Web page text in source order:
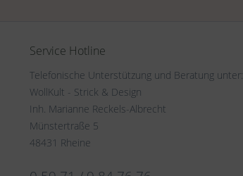
Service Hotline
Telefonische Unterstützung und Beratung unter:
WollKult - Strick & Design
Inh. Marianne Reckels-Albrecht
Münstertraße 5
48431 Rheine